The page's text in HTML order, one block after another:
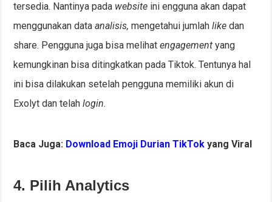
tersedia. Nantinya pada website ini engguna akan dapat
menggunakan dataanalisis, mengetahui jumlahlikedan
share. Pengguna juga bisa melihatengagementyang
kemungkinan bisa ditingkatkan pada Tiktok. Tentunya hal
ini bisa dilakukan setelah pengguna memiliki akun di
Exolyt dan telahlogin.
Baca Juga: Download Emoji Durian TikTok yang Viral
4. Pilih Analytics